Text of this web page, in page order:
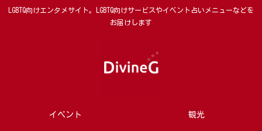
LGBTQ向けエンタメサイト。LGBTQ向けサービスやイベント占いメニューなどを
お届けします
イベント 観光